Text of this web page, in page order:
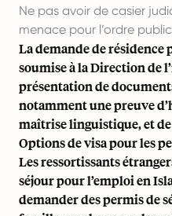
Ne pas avoir de casier
menace pour l’ordre
La demande de
soumise à la Direction de
présentation de
notamment une preuve
maîtrise linguistique, et
Options de visa pour les
Les ressortissants
séjour pour l’emploi en
demander des permis de